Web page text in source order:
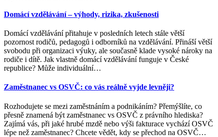
Domácí vzdělávání – výhody, rizika, zkušenosti
Domácí vzdělávání přitahuje v posledních letech stále větší
pozornost rodičů, pedagogů i odborníků na vzdělávání. Přináší větší
svobodu při organizaci výuky, ale současně klade vysoké nároky na
rodiče i dítě. Jak vlastně domácí vzdělávání funguje v České
republice? Může individuální…
Zaměstnanec vs OSVČ: co vás reálně vyjde levněji?
Rozhodujete se mezi zaměstnáním a podnikáním? Přemýšlíte, co
přesně znamená být zaměstnanec vs OSVČ z právního hlediska?
Zajímá vás, při jaké hrubé mzdě nebo výši fakturace vychází OSVČ
lépe než zaměstnanec? Chcete vědět, kdy se přechod na OSVČ…